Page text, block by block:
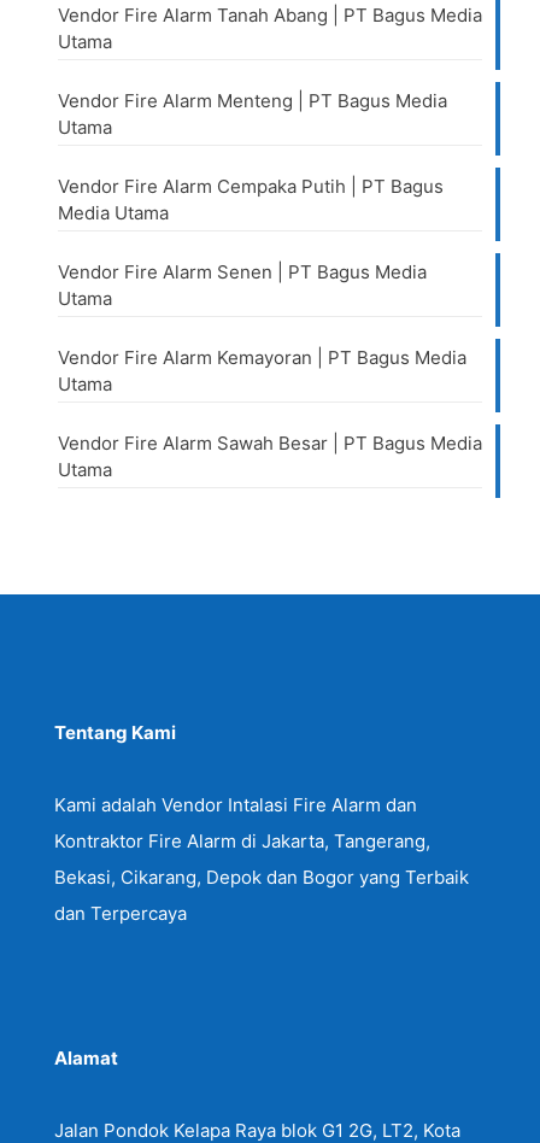
Vendor Fire Alarm Tanah Abang | PT Bagus Media
Utama
Vendor Fire Alarm Menteng | PT Bagus Media
Utama
Vendor Fire Alarm Cempaka Putih | PT Bagus
Media Utama
Vendor Fire Alarm Senen | PT Bagus Media
Utama
Vendor Fire Alarm Kemayoran | PT Bagus Media
Utama
Vendor Fire Alarm Sawah Besar | PT Bagus Media
Utama
Tentang Kami
Kami adalah Vendor Intalasi Fire Alarm dan
Kontraktor Fire Alarm di Jakarta, Tangerang,
Bekasi, Cikarang, Depok dan Bogor yang Terbaik
dan Terpercaya
Alamat
Jalan Pondok Kelapa Raya blok G1 2G, LT2, Kota